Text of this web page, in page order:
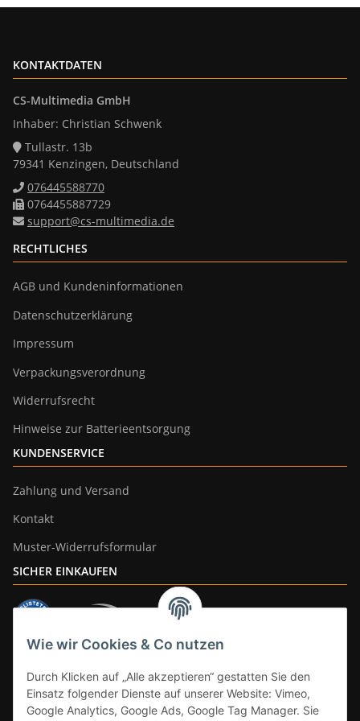
Wie wir Cookies & Co nutzen
Durch Klicken auf „Alle akzeptieren“ gestatten Sie den
Einsatz folgender Dienste auf unserer Website: Vimeo,
Google Analytics, Google Ads, Google Tag Manager. Sie
KONTAKTDATEN
CS-Multimedia GmbH
Inhaber: Christian Schwenk
Tullastr. 13b
79341 Kenzingen, Deutschland
076445588770
0764455887729
support@cs-multimedia.de
RECHTLICHES
AGB und Kundeninformationen
Datenschutzerklärung
Impressum
Verpackungsverordnung
Widerrufsrecht
Hinweise zur Batterieentsorgung
KUNDENSERVICE
Zahlung und Versand
Kontakt
Muster-Widerrufsformular
SICHER EINKAUFEN